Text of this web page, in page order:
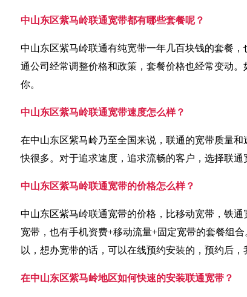
中山东区紫马岭联通宽带都有哪些套餐呢？
中山东区紫马岭联通有纯宽带一年几百块钱的套餐
通公司经常调整价格和政策，套餐价格也经常变动
你。
中山东区紫马岭联通宽带速度怎么样？
在中山东区紫马岭乃至全国来说，联通的宽带质量
快很多。对于追求速度，追求流畅的客户，选择联通
中山东区紫马岭联通宽带的价格怎么样？
中山东区紫马岭联通宽带的价格，比移动宽带，铁
宽带，也有手机资费+移动流量+固定宽带的套餐组
以，想办宽带的话，可以在线预约安装的，预约后，
在中山东区紫马岭地区如何快速的安装联通宽带？